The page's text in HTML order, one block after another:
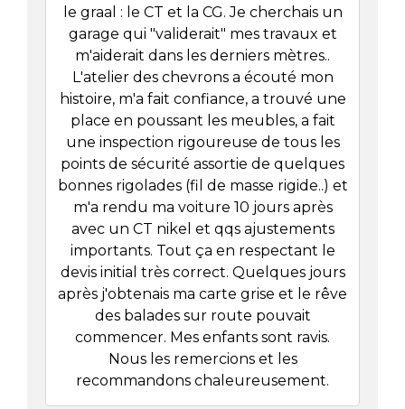
le graal : le CT et la CG. Je cherchais un
garage qui "validerait" mes travaux et
m'aiderait dans les derniers mètres..
L'atelier des chevrons a écouté mon
histoire, m'a fait confiance, a trouvé une
place en poussant les meubles, a fait
une inspection rigoureuse de tous les
points de sécurité assortie de quelques
bonnes rigolades (fil de masse rigide..) et
m'a rendu ma voiture 10 jours après
avec un CT nikel et qqs ajustements
importants. Tout ça en respectant le
devis initial très correct. Quelques jours
après j'obtenais ma carte grise et le rêve
des balades sur route pouvait
commencer. Mes enfants sont ravis.
Nous les remercions et les
recommandons chaleureusement.